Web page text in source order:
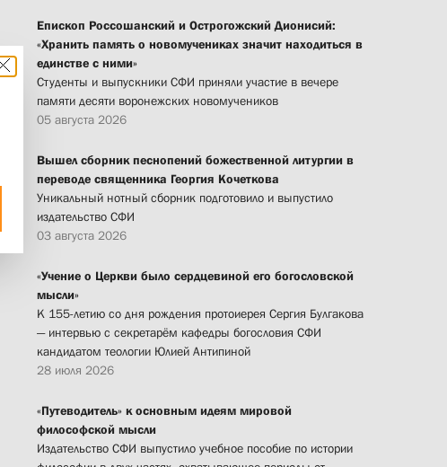
Епископ Россошанский и Острогожский Дионисий:
«Хранить память о новомучениках значит находиться в
единстве с ними»
Студенты и выпускники СФИ приняли участие в вечере
памяти десяти воронежских новомучеников
05 августа 2026
Вышел сборник песнопений божественной литургии в
переводе священника Георгия Кочеткова
Уникальный нотный сборник подготовило и выпустило
издательство СФИ
03 августа 2026
«Учение о Церкви было сердцевиной его богословской
мысли»
К 155-летию со дня рождения протоиерея Сергия Булгакова
— интервью с секретарём кафедры богословия СФИ
кандидатом теологии Юлией Антипиной
28 июля 2026
«Путеводитель» к основным идеям мировой
философской мысли
Издательство СФИ выпустило учебное пособие по истории